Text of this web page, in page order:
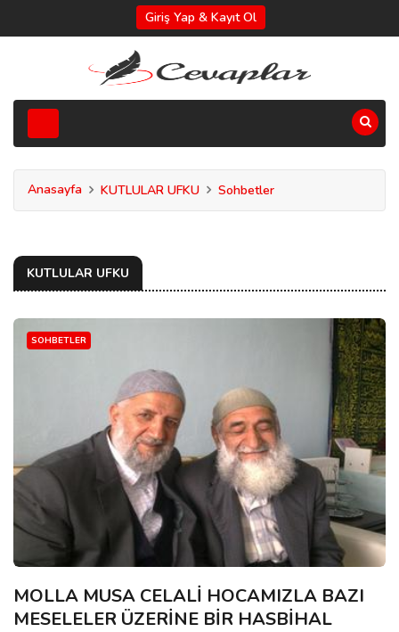
Giriş Yap & Kayıt Ol
Anasayfa KUTLULAR UFKU Sohbetler
KUTLULAR UFKU
SOHBETLER
MOLLA MUSA CELALİ HOCAMIZLA BAZI
MESELELER ÜZERİNE BİR HASBİHAL